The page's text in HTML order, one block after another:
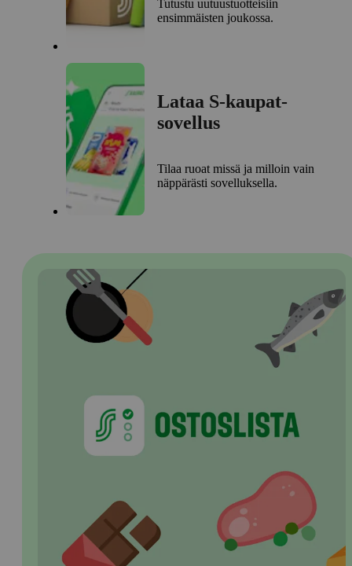
Tutustu uutuustuotteisiin
ensimmäisten joukossa.
Lataa S-kaupat-
sovellus
Tilaa ruoat missä ja milloin vain
näppärästi sovelluksella.